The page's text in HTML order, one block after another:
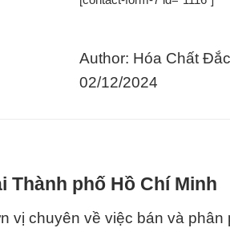
Author: Hóa Chất
02/12/2024
Thành phố Hồ Chí Minh
vị chuyên về việc bán và phân